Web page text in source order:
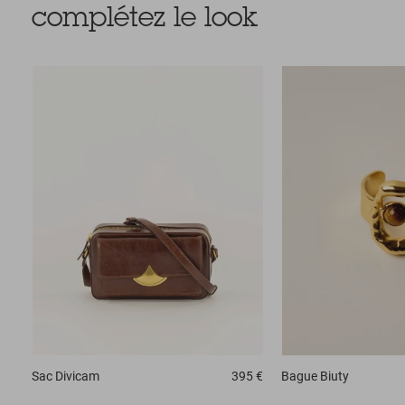
complétez le look
Sac Divicam 395 € Bague Biuty